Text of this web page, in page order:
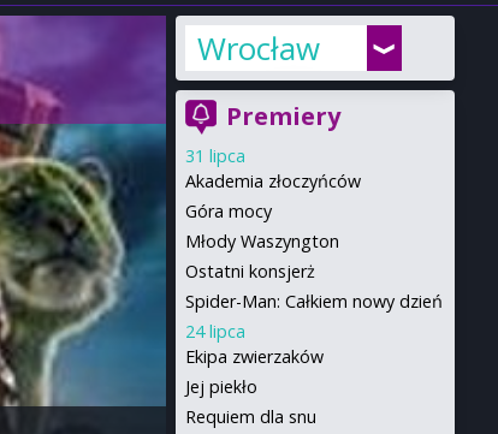
Wrocław
Premiery
31 lipca
Akademia złoczyńców
Góra mocy
Młody Waszyngton
Ostatni konsjerż
Spider-Man: Całkiem nowy dzień
24 lipca
Ekipa zwierzaków
Jej piekło
Requiem dla snu